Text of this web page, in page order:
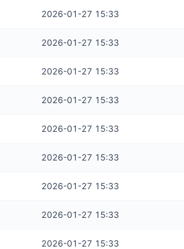
2026-01-27 15:33
2026-01-27 15:33
2026-01-27 15:33
2026-01-27 15:33
2026-01-27 15:33
2026-01-27 15:33
2026-01-27 15:33
2026-01-27 15:33
2026-01-27 15:33